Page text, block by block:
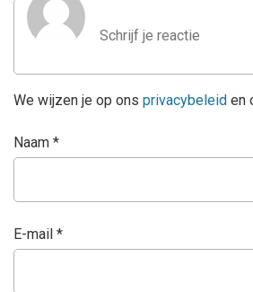
We wijzen je op ons privacybeleid en
Naam *
E-mail *